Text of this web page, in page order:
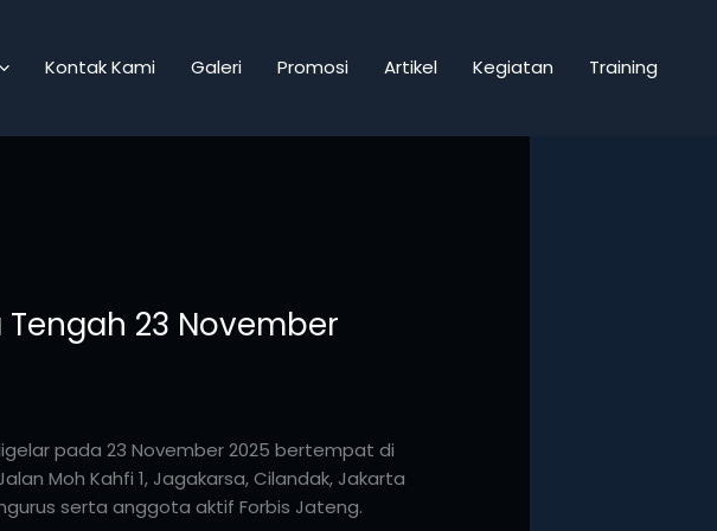
Kontak Kami Galeri Promosi Artikel Kegiatan Training
23 November
pada 23 November 2025 bertempat di
Moh Kahfi 1, Jagakarsa, Cilandak, Jakarta
serta anggota aktif Forbis Jateng.